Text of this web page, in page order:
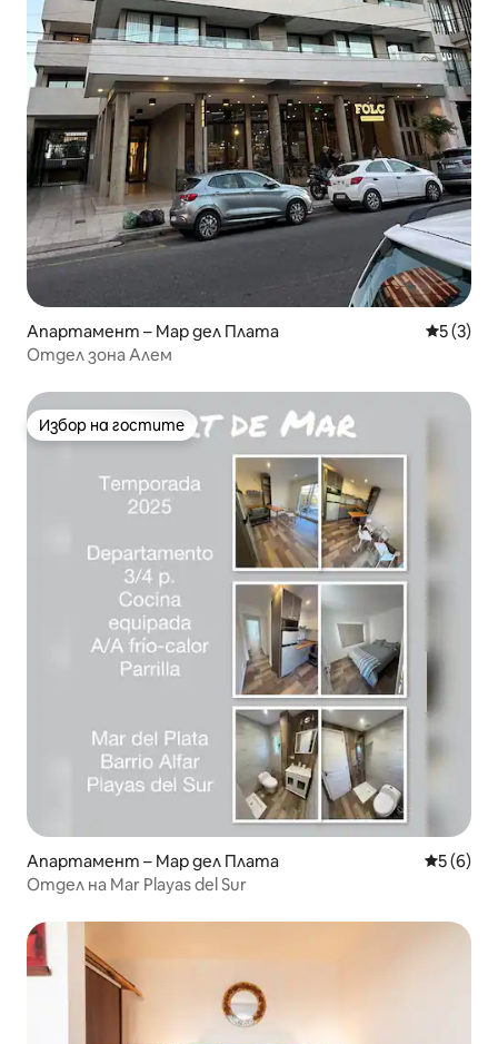
Апартамент – Мар дел Плата Средна
5 (3)
Отдел зона Алем
Избор на гостите
Избор на гостите
Апартамент – Мар дел Плата Средна
5 (6)
Отдел на Mar Playas del Sur